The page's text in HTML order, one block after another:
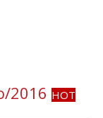
2016 HOT